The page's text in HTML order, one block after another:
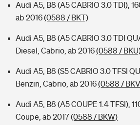
Audi A5, B8 (A5 CABRIO 3.0 TDI),
ab 2016(0588 / BKT)
Audi A5, B8 (A5 CABRIO 3.0 TDI
Diesel, Cabrio, ab 2016(0588 /
Audi A5, B8 (S5 CABRIO 3.0 TFSI
Benzin, Cabrio, ab 2016(0588 /
Audi A5, B8 (A5 COUPE 1.4 TFSI),
Coupe, ab 2017(0588 / BKW)